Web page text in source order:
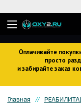
Оплачивайте
просто
и забирайте заказ
Главная